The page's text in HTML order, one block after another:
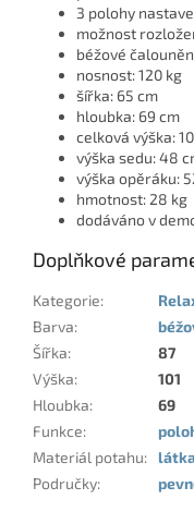
3 polohy
možnost
béžové
nosnost: 120 kg
šířka: 65 cm
hloubka: 69 cm
celková výška:
výška sedu: 48
výška opěráku:
hmotnost: 28 kg
dodáváno v
Doplňkové
Kategorie:
Barva:
Šířka:
87
Výška:
101
Hloubka:
69
Funkce:
Materiál potahu:
Područky: